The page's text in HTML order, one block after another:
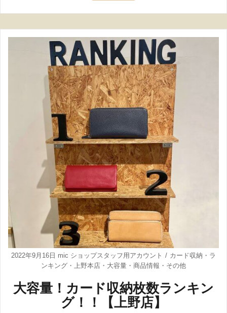
2022年9月16日 mic ショップスタッフ用アカウント カード収納 ・ ラ
ンキング ・ 上野本店 ・ 大容量 ・ 商品情報 ・ その他
大容量！カード収納枚数ランキン
グ！！【上野店】